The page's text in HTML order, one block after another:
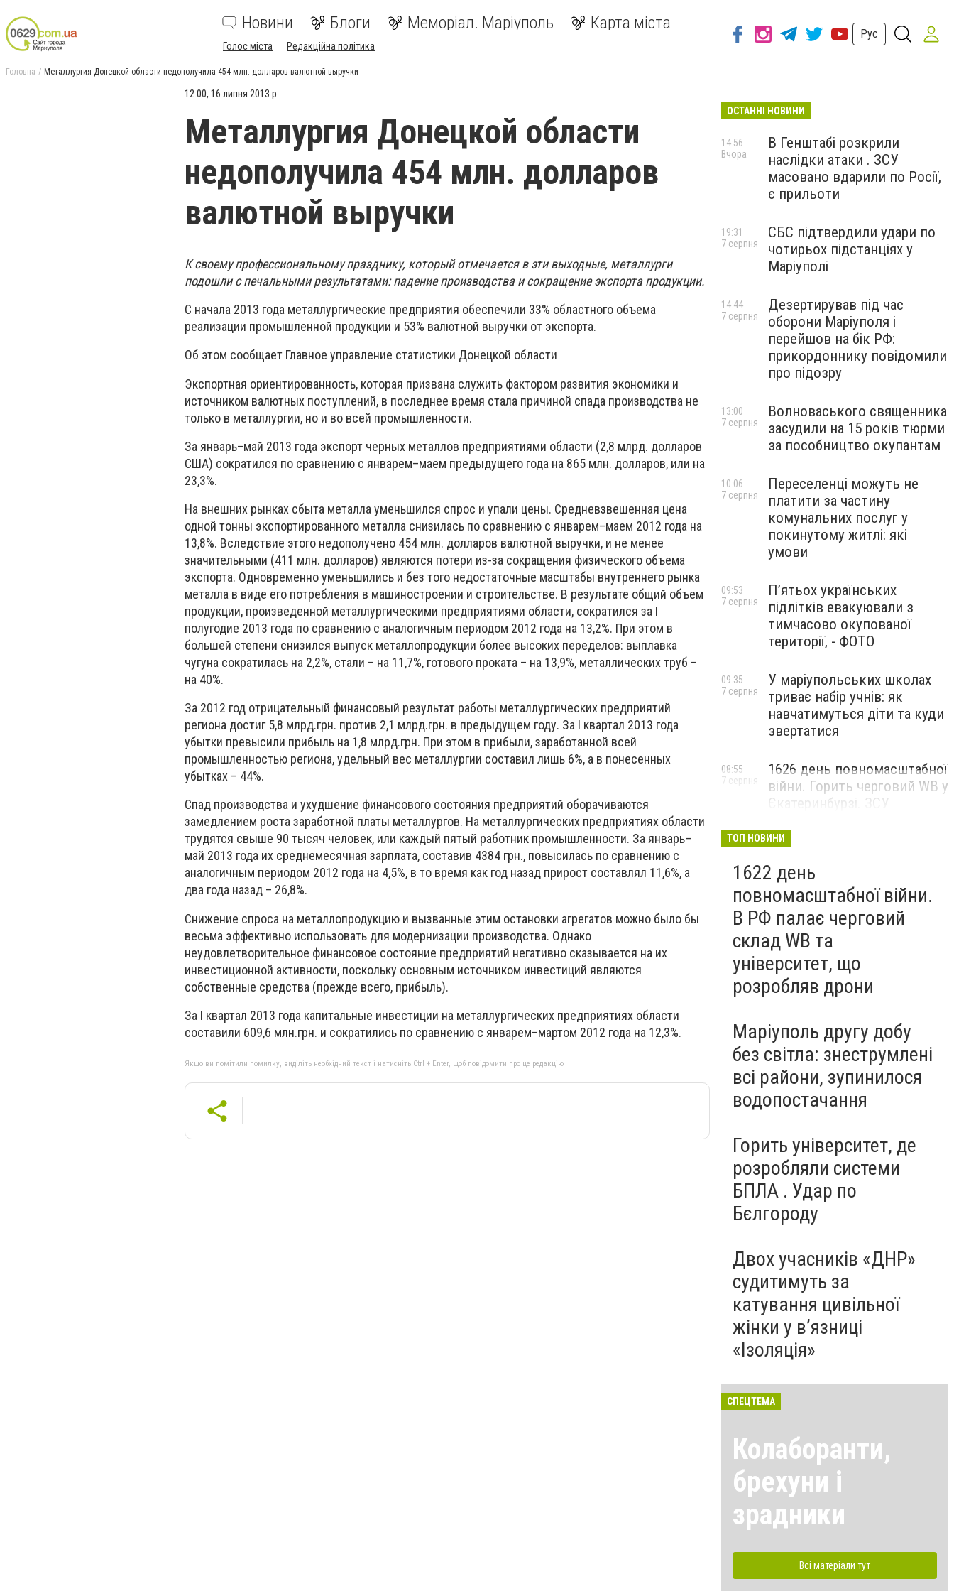
Новини Блоги Меморіал. Маріуполь Карта міста
Голос міста Редакційна політика
Рус
Головна Металлургия Донецкой области недополучила 454 млн. долларов валютной выручки
12:00, 16 липня 2013 р.
Металлургия Донецкой области
недополучила 454 млн. долларов
валютной выручки
К своему профессиональному празднику, который отмечается вэти выходные, металлурги
подошли с печальными результатами: падение производства и сокращение экспорта продукции.
С начала 2013 года металлургические предприятия обеспечили 33% областного объема
реализации промышленной продукции и 53% валютной выручки от экспорта.
Об этом сообщает Главное управление статистики Донецкой области
Экспортная ориентированность, которая призвана служить фактором развития экономики и
источником валютных поступлений, в последнее время стала причиной спада производства не
только в металлургии, но и во всей промышленности.
За январь–май 2013 года экспорт черных металлов предприятиями области (2,8 млрд. долларов
США) сократился по сравнению с январем–маем предыдущего года на 865 млн. долларов, или на
23,3%.
На внешних рынках сбыта металла уменьшился спрос и упали цены. Средневзвешенная цена
одной тонны экспортированного металла снизилась по сравнению с январем–маем 2012 года на
13,8%. Вследствие этого недополучено 454 млн. долларов валютной выручки, и не менее
значительными (411 млн. долларов) являются потери из-за сокращения физического объема
экспорта. Одновременно уменьшились и без того недостаточные масштабы внутреннего рынка
металла в виде его потребления в машиностроении и строительстве. В результате общий объем
продукции, произведенной металлургическими предприятиями области, сократился за І
полугодие 2013 года по сравнению с аналогичным периодом 2012 года на 13,2%. При этом в
большей степени снизился выпуск металлопродукции более высоких переделов: выплавка
чугуна сократилась на 2,2%, стали – на 11,7%, готового проката – на 13,9%, металлических труб –
на 40%.
За 2012 год отрицательный финансовый результат работы металлургических предприятий
региона достиг 5,8 млрд.грн. против 2,1 млрд.грн. в предыдущем году. За I квартал 2013 года
убытки превысили прибыль на 1,8 млрд.грн. При этом в прибыли, заработанной всей
промышленностью региона, удельный вес металлургии составил лишь 6%, а в понесенных
убытках – 44%.
Спад производства и ухудшение финансового состояния предприятий оборачиваются
замедлением роста заработной платы металлургов. На металлургических предприятиях области
трудятся свыше 90 тысяч человек, или каждый пятый работник промышленности. За январь–
май 2013 года их среднемесячная зарплата, составив 4384 грн., повысилась по сравнению с
аналогичным периодом 2012 года на 4,5%, в то время как год назад прирост составлял 11,6%, а
два года назад – 26,8%.
Снижение спроса на металлопродукцию и вызванные этим остановки агрегатов можно было бы
весьма эффективно использовать для модернизации производства. Однако
неудовлетворительное финансовое состояние предприятий негативно сказывается на их
инвестиционной активности, поскольку основным источником инвестиций являются
собственные средства (прежде всего, прибыль).
За І квартал 2013 года капитальные инвестиции на металлургических предприятиях области
составили 609,6 млн.грн. и сократились по сравнению с январем–мартом 2012 года на 12,3%.
Якщо ви помітили помилку, виділіть необхідний текст і натисніть Ctrl + Enter, щоб повідомити про це редакцію
ОСТАННІ НОВИНИ
В Генштабі розкрили
наслідки атаки . ЗСУ
масовано вдарили по Росії,
є прильоти
14:56
Вчора
СБС підтвердили удари по
чотирьох підстанціях у
Маріуполі
19:31
7 серпня
Дезертирував під час
оборони Маріуполя і
перейшов на бік РФ:
прикордоннику повідомили
про підозру
14:44
7 серпня
Волноваського священника
засудили на 15 років тюрми
за пособництво окупантам
13:00
7 серпня
Переселенці можуть не
платити за частину
комунальних послуг у
покинутому житлі: які
умови
10:06
7 серпня
П’ятьох українських
підлітків евакуювали з
тимчасово окупованої
території, - ФОТО
09:53
7 серпня
У маріупольських школах
триває набір учнів: як
навчатимуться діти та куди
звертатися
09:35
7 серпня
1626 день повномасштабної
війни. Горить черговий WB у
Єкатеринбурзі. ЗСУ
Маріуполі
08:55
7 серпня
ТОП НОВИНИ
1622 день
повномасштабної війни.
В РФ палає черговий
склад WB та
університет, що
розробляв дрони
Маріуполь другу добу
без світла: знеструмлені
всі райони, зупинилося
водопостачання
Горить університет, де
розробляли системи
БПЛА . Удар по
Бєлгороду
Двох учасників «ДНР»
судитимуть за
катування цивільної
жінки у в’язниці
«Ізоляція»
СПЕЦТЕМА
Колаборанти,
брехуни і
зрадники
Всі матеріали тут